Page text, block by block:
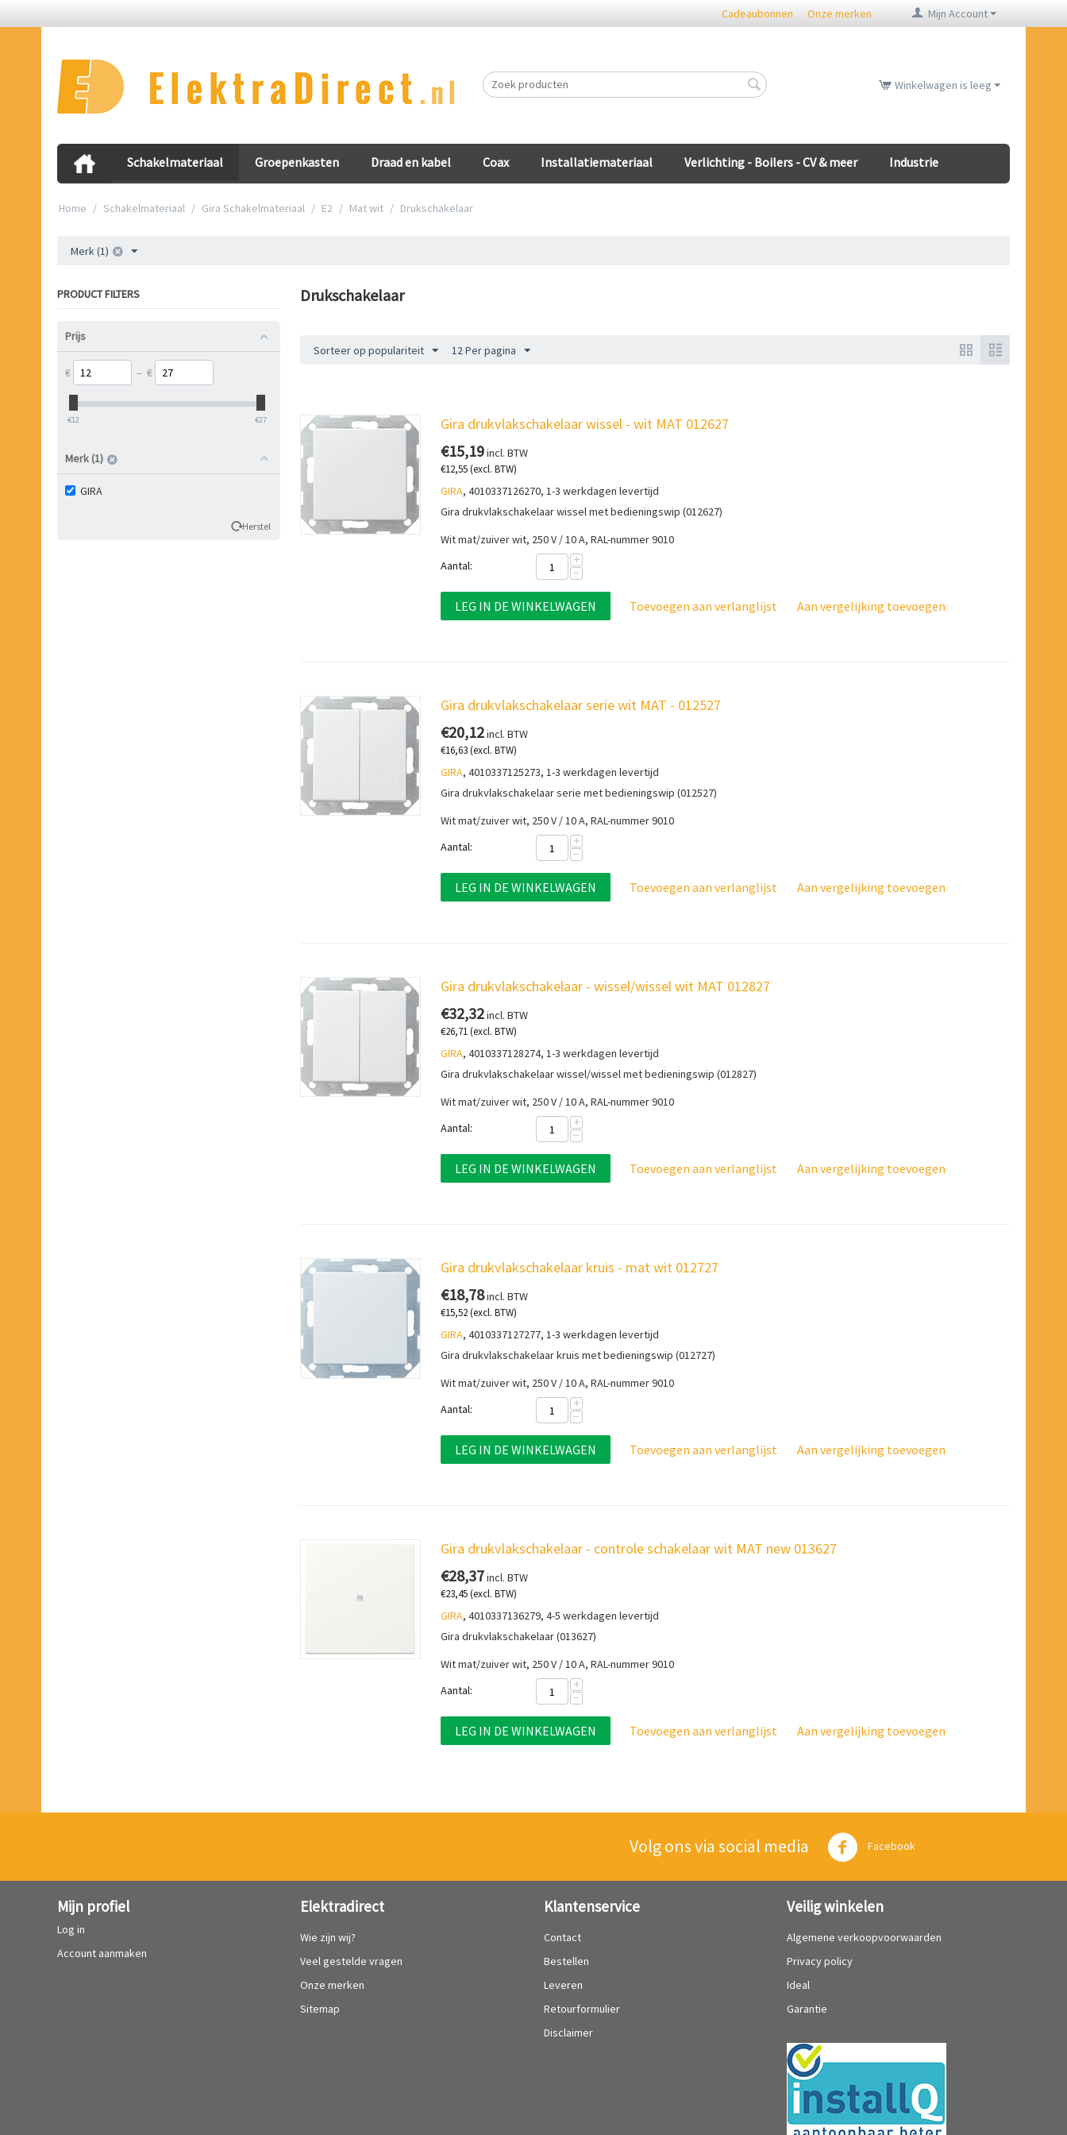
Mijn Account
Cadeaubonnen Onze merken
Winkelwagen is leeg
Schakelmateriaal Groepenkasten Draad en kabel Coax Installatiemateriaal Verlichting - Boilers - CV & meer Industrie
Home / Schakelmateriaal / Gira Schakelmateriaal / E2 / Mat wit / Drukschakelaar
Merk (1)
PRODUCT FILTERS
Prijs
€ – €
‎€12 ‎€27
Merk (1)
GIRA
Herstel
Drukschakelaar
Sorteer op populariteit 12 Per pagina
Gira drukvlakschakelaar wissel - wit MAT 012627
€15,19incl. BTW
€12,55(excl. BTW)
GIRA, 4010337126270, 1-3 werkdagen levertijd
Gira drukvlakschakelaar wissel met bedieningswip (012627)
Wit mat/zuiver wit, 250 V / 10 A, RAL-nummer 9010
Aantal:
+
−
LEG IN DE WINKELWAGEN Toevoegen aan verlanglijst Aan vergelijking toevoegen
Gira drukvlakschakelaar serie wit MAT - 012527
€20,12incl. BTW
€16,63(excl. BTW)
GIRA, 4010337125273, 1-3 werkdagen levertijd
Gira drukvlakschakelaar serie met bedieningswip (012527)
Wit mat/zuiver wit, 250 V / 10 A, RAL-nummer 9010
Aantal:
+
−
LEG IN DE WINKELWAGEN Toevoegen aan verlanglijst Aan vergelijking toevoegen
Gira drukvlakschakelaar - wissel/wissel wit MAT 012827
€32,32incl. BTW
€26,71(excl. BTW)
GIRA, 4010337128274, 1-3 werkdagen levertijd
Gira drukvlakschakelaar wissel/wissel met bedieningswip (012827)
Wit mat/zuiver wit, 250 V / 10 A, RAL-nummer 9010
Aantal:
+
−
LEG IN DE WINKELWAGEN Toevoegen aan verlanglijst Aan vergelijking toevoegen
Gira drukvlakschakelaar kruis - mat wit 012727
€18,78incl. BTW
€15,52(excl. BTW)
GIRA, 4010337127277, 1-3 werkdagen levertijd
Gira drukvlakschakelaar kruis met bedieningswip (012727)
Wit mat/zuiver wit, 250 V / 10 A, RAL-nummer 9010
Aantal:
+
−
LEG IN DE WINKELWAGEN Toevoegen aan verlanglijst Aan vergelijking toevoegen
Gira drukvlakschakelaar - controle schakelaar wit MAT new 013627
€28,37incl. BTW
€23,45(excl. BTW)
GIRA, 4010337136279, 4-5 werkdagen levertijd
Gira drukvlakschakelaar (013627)
Wit mat/zuiver wit, 250 V / 10 A, RAL-nummer 9010
Aantal:
+
−
LEG IN DE WINKELWAGEN Toevoegen aan verlanglijst Aan vergelijking toevoegen
Volg ons via social media Facebook
Mijn profiel
Log in
Account aanmaken
Elektradirect
Wie zijn wij?
Veel gestelde vragen
Onze merken
Sitemap
Klantenservice
Contact
Bestellen
Leveren
Retourformulier
Disclaimer
Veilig winkelen
Algemene verkoopvoorwaarden
Privacy policy
Ideal
Garantie